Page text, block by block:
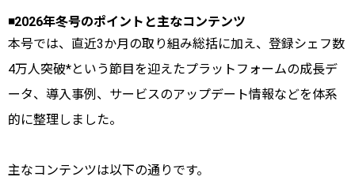
◾️2026年冬号のポイントと主なコンテンツ
本号では、直近3か月の取り組み総括に加え、登録シェフ数
4万人突破*という節目を迎えたプラットフォームの成長デ
ータ、導入事例、サービスのアップデート情報などを体系
的に整理しました。
主なコンテンツは以下の通りです。